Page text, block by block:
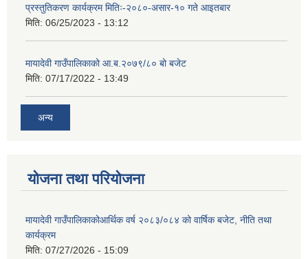
प्रस्तुतिकरण कार्यक्रम मितिः-२०८०-असार-१० गते आइतबार
मिति: 06/25/2023 - 13:12
मायादेवी गाउँपालिकाको आ.ब.२०७९/८० बो बजेट
मिति: 07/17/2022 - 13:49
अन्य
योजना तथा परियोजना
मायादेवी गाउँपालिकाकोआर्थिक वर्ष २०८३/०८४ को वार्षिक बजेट, नीति तथा
कार्यक्रम
मिति: 07/27/2026 - 15:09